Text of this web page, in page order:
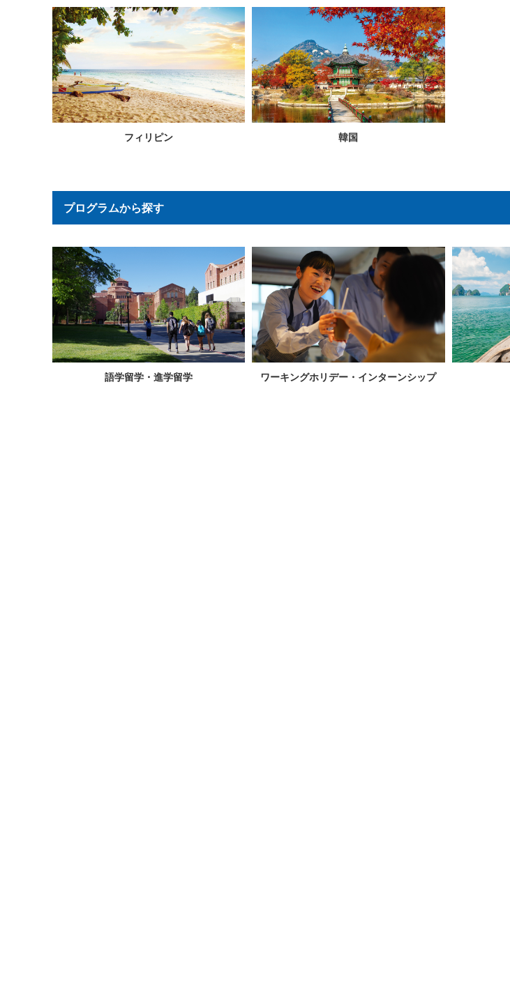
フィリピン 韓国
プログラムから探す
語学留学・進学留学 ワーキングホリデー・ インターンシップ